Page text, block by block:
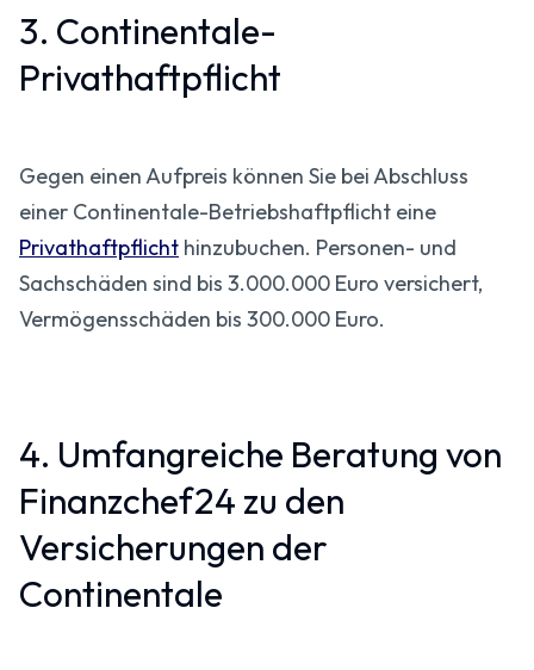
3. Continentale-
Privathaftpflicht
Gegen einen Aufpreis können Sie bei Abschluss
einer Continentale-Betriebshaftpflicht eine
Privathaftpflicht hinzubuchen. Personen- und
Sachschäden sind bis 3.000.000 Euro versichert,
Vermögensschäden bis 300.000 Euro.
4. Umfangreiche Beratung von
Finanzchef24 zu den
Versicherungen der
Continentale